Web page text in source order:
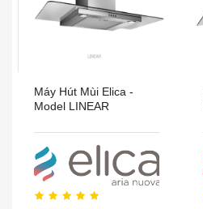
Máy Hút Mùi Elica -
Model LINEAR